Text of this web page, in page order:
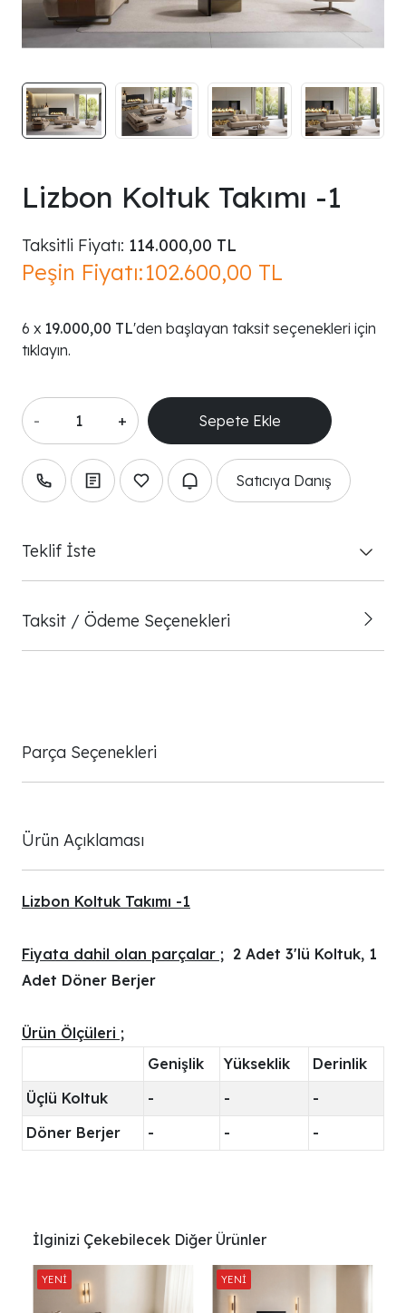
Lizbon Koltuk Takımı -1
Taksitli Fiyatı: 114.000,00 TL
Peşin Fiyatı:102.600,00 TL
19.000,00 TL'den başlayan taksit seçenekleri için
tıklayın.
- +
Satıcıya Danış
Teklif İste
Taksit / Ödeme Seçenekleri
Parça Seçenekleri
Ürün Açıklaması
Lizbon Koltuk Takımı -1
Fiyata dahil olan parçalar ; 2 Adet 3'lü Koltuk, 1
Adet Döner Berjer
Ürün Ölçüleri ;
Genişlik
Yükseklik
Derinlik
Üçlü Koltuk
- -
-
Döner Berjer
- - -
İlginizi Çekebilecek Diğer Ürünler